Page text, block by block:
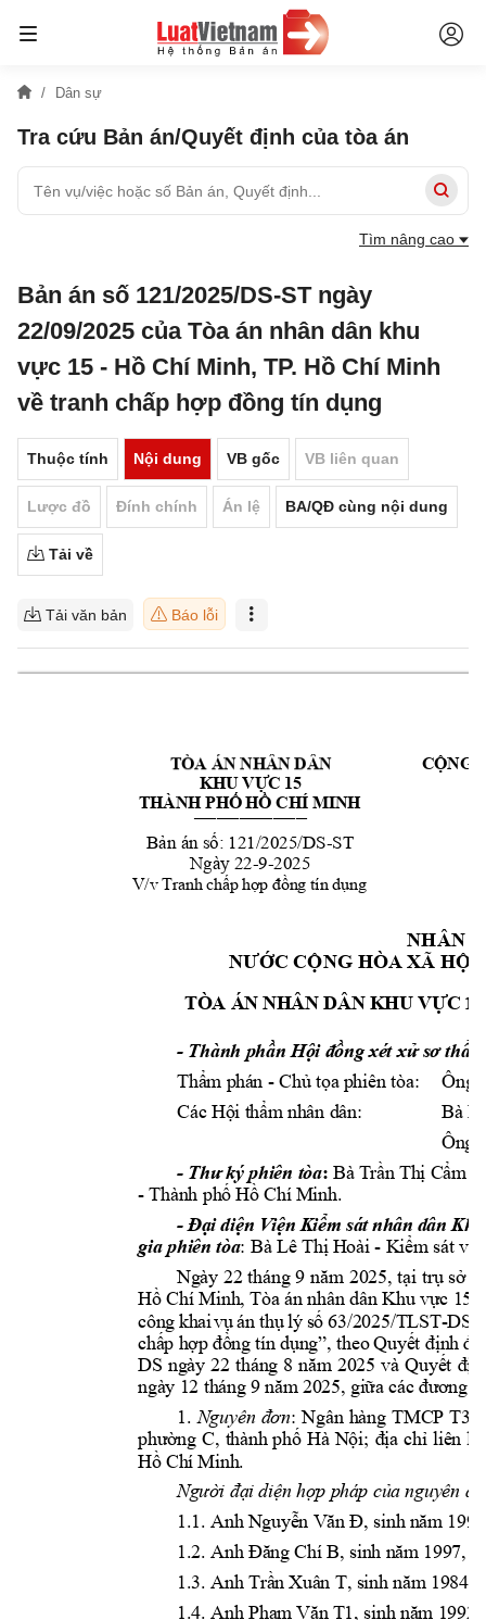
Dân sự
Tra cứu Bản án/Quyết định của tòa án
Tìm nâng cao
Bản án số 121/2025/DS-ST ngày
22/09/2025 của Tòa án nhân dân khu
vực 15 - Hồ Chí Minh, TP. Hồ Chí Minh
về tranh chấp hợp đồng tín dụng
Thuộc tính Nội dung VB gốc VB liên quan
Lược đồ Đính chính Án lệ BA/QĐ cùng nội dung
Tải về
Tải văn bản Báo lỗi
TÒA ÁN NHÂN DÂN
KHU VỰC 15
THÀNH PHỐ HỒ CHÍ MINH
——————————
Bản án số: 121/2025/DS-ST
Ngày 22-9-2025
V/v Tranh chấp hợp đồng tín dụng
CỘNG
NHÂN
NƯỚC CỘNG HÒA XÃ HỘI
TÒA ÁN NHÂN DÂN KHU VỰC
- Thành phần Hội đồng xét xử sơ
Thẩm phán - Chủ tọa phiên tòa:
Ông
Các Hội thẩm nhân dân: Bà
Ông
- Thư ký phiên tòa: Bà Trần Thị Cẩm
- Thành phố Hồ Chí Minh.
- Đại diện Viện Kiểm sát nhân dân
gia phiên tòa: Bà Lê Thị Hoài - Kiểm sát
Ngày 22 tháng 9 năm 2025, tại trụ sở
Hồ Chí Minh, Tòa án nhân dân Khu vực 15
công khaivụ án thụ lý số 63/2025/TLST-DS
chấp hợp đồng tín dụng”, theo Quyết định
DS ngày 22 tháng 8 năm 2025 và Quyết
ngày 12 tháng 9 năm 2025, giữa các đương
1. Nguyên đơn: Ngân hàng TMCP T3
phường C, thành phố Hà Nội; địa chỉ liên
Hồ Chí Minh.
Người đại diện hợp pháp của nguyên
1.1. Anh Nguyễn Văn Đ, sinh năm
1.2. Anh Đăng Chí B, sinh năm 1997,
1.3. Anh Trần Xuân T, sinh năm 1984,
1.4. Anh Phạm Văn T1, sinh năm 1992,